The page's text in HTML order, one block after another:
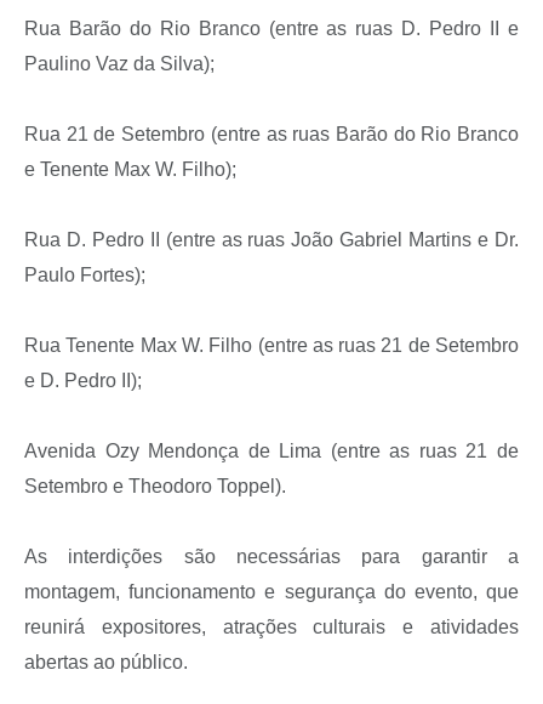
Arquivos para Download
Carta de Serviços
Projetos
Agenda
Notícias
Briefing de Ações, Divulgações e Eventos
Contato
Telefones Úteis
Rua Barão do Rio Branco (entre as ruas D. Pedro II e
Paulino Vaz da Silva);
Rua 21 de Setembro (entre as ruas Barão do Rio Branco
e Tenente Max W. Filho);
Rua D. Pedro II (entre as ruas João Gabriel Martins e Dr.
Paulo Fortes);
Rua Tenente Max W. Filho (entre as ruas 21 de Setembro
e D. Pedro II);
Avenida Ozy Mendonça de Lima (entre as ruas 21 de
Setembro e Theodoro Toppel).
As interdições são necessárias para garantir a
montagem, funcionamento e segurança do evento, que
reunirá expositores, atrações culturais e atividades
abertas ao público.